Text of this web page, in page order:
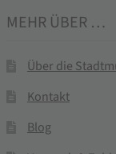
MEHR ÜBER …
Über die
Kontakt
Blog